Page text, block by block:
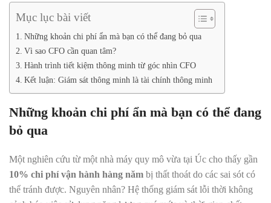
Mục lục bài viết
Những khoản chi phí ẩn mà bạn có thể đang bỏ qua
Vì sao CFO cần quan tâm?
Hành trình tiết kiệm thông minh từ góc nhìn CFO
Kết luận: Giám sát thông minh là tài chính thông minh
Những khoản chi phí ẩn mà bạn có thể đang
bỏ qua
Một nghiên cứu từ một nhà máy quy mô vừa tại Úc cho thấy gần
10% chi phí vận hành hàng năm bị thất thoát do các sai sót có
thể tránh được. Nguyên nhân? Hệ thống giám sát lỗi thời không